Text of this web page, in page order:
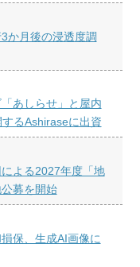
か月後の浸透度調
あしらせ」と屋内
るAshiraseに出資
よる2027年度「地
募を開始
保、生成AI画像に